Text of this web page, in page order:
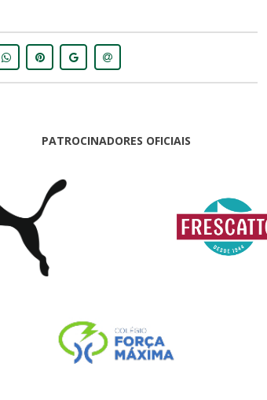
OITAVAS DE FINAL - VOLTA -QUA, 5/8, 21:30-
MARACANÃ
PATROCINADORES OFICIAIS